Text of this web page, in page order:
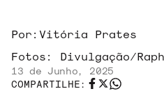
Por: Vitória Prates
Fotos: Divulgação/
13 de Junho, 2025
COMPARTILHE: